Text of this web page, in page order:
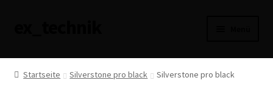
AGB
Startseite Silverstone pro black Silverstone pro black